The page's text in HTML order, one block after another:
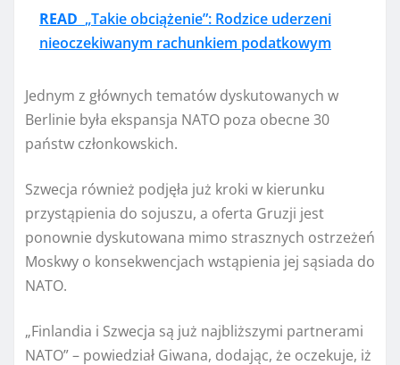
READ „Takie obciążenie”: Rodzice uderzeni
nieoczekiwanym rachunkiem podatkowym
Jednym z głównych tematów dyskutowanych w
Berlinie była ekspansja NATO poza obecne 30
państw członkowskich.
Szwecja również podjęła już kroki w kierunku
przystąpienia do sojuszu, a oferta Gruzji jest
ponownie dyskutowana mimo strasznych ostrzeżeń
Moskwy o konsekwencjach wstąpienia jej sąsiada do
NATO.
„Finlandia i Szwecja są już najbliższymi partnerami
NATO” – powiedział Giwana, dodając, że oczekuje, iż